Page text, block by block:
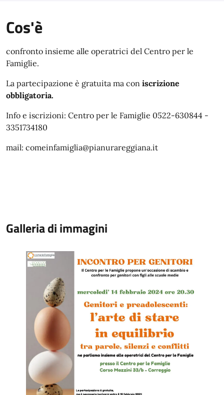
Cos'è
confronto insieme alle operatrici del Centro per le
Famiglie.
La partecipazione è gratuita ma con iscrizione
obbligatoria.
Info e iscrizioni: Centro per le Famiglie 0522-630844 -
3351734180
mail: comeinfamiglia@pianurareggiana.it
Galleria di immagini